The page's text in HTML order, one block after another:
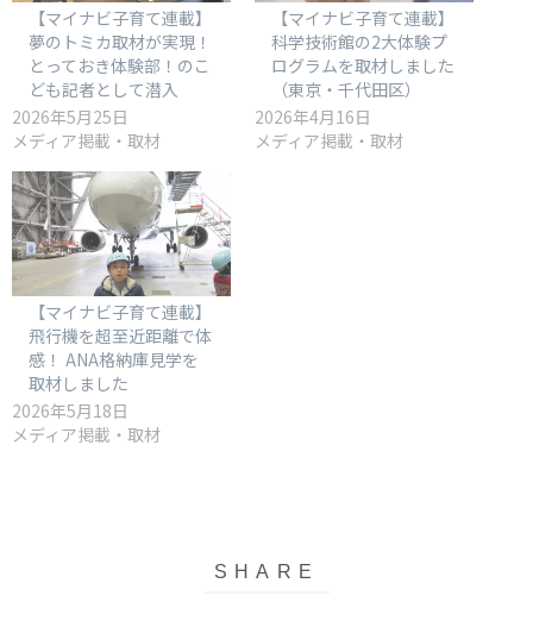
【マイナビ子育て連載】
夢のトミカ取材が実現！
とっておき体験部！のこ
ども記者として潜入
2026年5月25日
メディア掲載・取材
【マイナビ子育て連載】
科学技術館の2大体験プ
ログラムを取材しました
（東京・千代田区）
2026年4月16日
メディア掲載・取材
【マイナビ子育て連載】
飛行機を超至近距離で体
感！ ANA格納庫見学を
取材しました
2026年5月18日
メディア掲載・取材